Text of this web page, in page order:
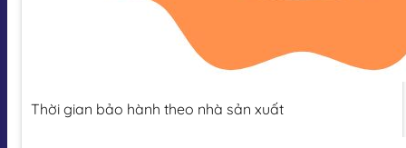
Thời gian bảo hành theo nhà sản xuất